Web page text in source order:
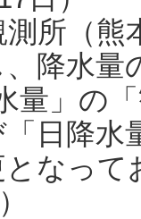
所（熊
降水
量」の
日降
なっ